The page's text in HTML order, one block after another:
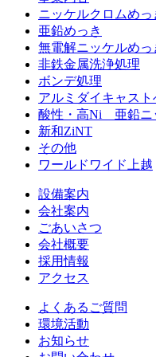
ニッケルクロムめっ
亜鉛めっき
無電解ニッケルめっ
非鉄金属洗浄処理
ボンデ処理
アルミダイキャス
酸性・高Ni 亜鉛ニ
新和ZiNT
その他
ワールドワイド上越
設備案内
会社案内
ごあいさつ
会社概要
採用情報
アクセス
よくあるご質問
環境活動
お知らせ